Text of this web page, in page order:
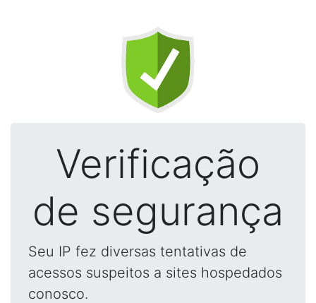
Verificação
de segurança
Seu IP fez diversas tentativas de
acessos suspeitos a sites hospedados
conosco.